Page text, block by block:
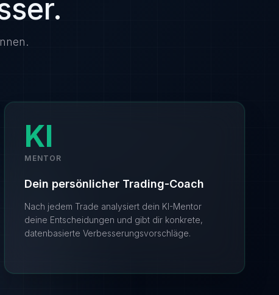
KI
MENTOR
Dein persönlicher Trading-Coach
Nach jedem Trade analysiert dein KI-Mentor
deine Entscheidungen und gibt dir konkrete,
datenbasierte Verbesserungsvorschläge.